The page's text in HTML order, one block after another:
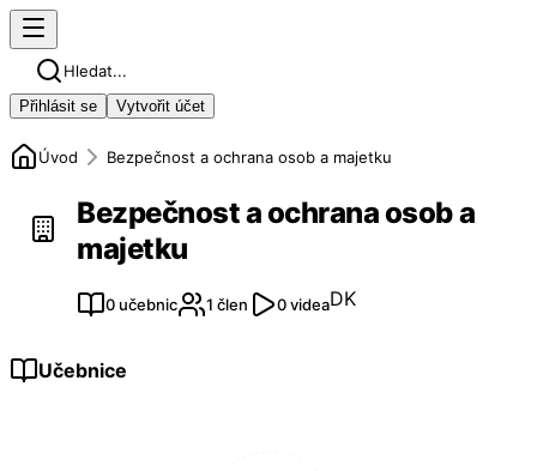
Hledat...
Přihlásit se Vytvořit účet
Úvod Bezpečnost a ochrana osob a majetku
Bezpečnost a ochrana osob a
majetku
0 učebnic 1 člen 0 videaDK
Učebnice